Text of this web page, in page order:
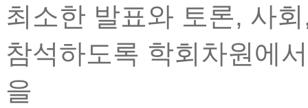
최소한 발표와 토론, 사
참석하도록 학회차원에
을